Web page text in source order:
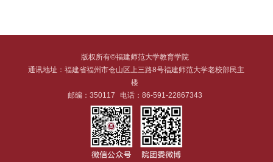
版权所有©福建师范大学教育学院
通讯地址：福建省福州市仓山区上三路8号福建师范大学老校部民主
楼
邮编：350117
电话：86-591-22867343